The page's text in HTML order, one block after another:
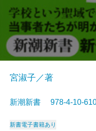
宮淑子／著
新潮新書 978-4-10-
新書電子書籍あり